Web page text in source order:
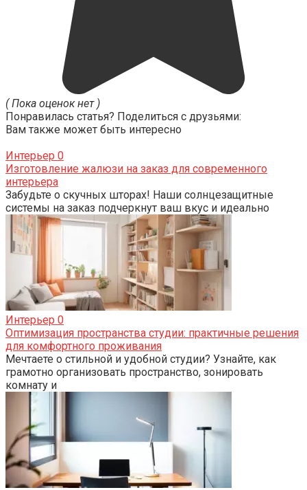
( Пока оценок нет )
Понравилась статья? Поделиться с друзьями:
Вам также может быть интересно
Интерьер 0
Изготовление жалюзи на заказ для современного
интерьера
Забудьте о скучных шторах! Наши солнцезащитные
системы на заказ подчеркнут ваш вкус и идеально
Интерьер 0
Оптимизация пространства студии: практичные решения
для комфортного проживания
Мечтаете о стильной и удобной студии? Узнайте, как
грамотно организовать пространство, зонировать
комнату и